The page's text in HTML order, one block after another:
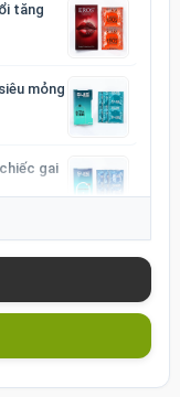
tăng
mỏng
gai